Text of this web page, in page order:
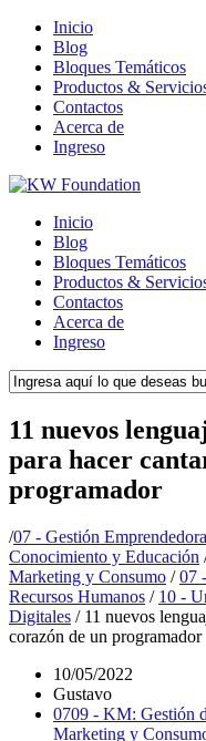
Inicio
Blog
Bloques Temáticos
Productos &
Contactos
Acerca de
Ingreso
Inicio
Blog
Bloques Temáticos
Productos &
Contactos
Acerca de
Ingreso
11 nuevos
para hacer
programador
/07 - Gestión Emprendedora
Conocimiento y Educación
Marketing y Consumo / 07
Recursos Humanos / 10 -
Digitales /11 nuevos
corazón de un programador
10/05/2022
Gustavo
0709 - KM: Gestión
Marketing y